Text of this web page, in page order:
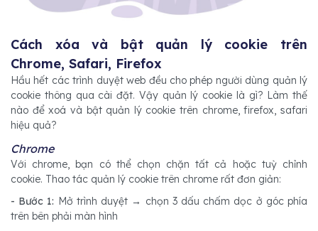
Cách xóa và bật quản lý cookie trên
Chrome, Safari, Firefox
Hầu hết các trình duyệt web đều cho phép người dùng quản lý
cookie thông qua cài đặt. Vậy quản lý cookie là gì? Làm thế
nào để xoá và bật quản lý cookie trên chrome, firefox, safari
hiệu quả?
Chrome
Với chrome, bạn có thể chọn chặn tất cả hoặc tuỳ chỉnh
cookie. Thao tác quản lý cookie trên chrome rất đơn giản:
- Bước 1: Mở trình duyệt → chọn 3 dấu chấm dọc ở góc phía
trên bên phải màn hình